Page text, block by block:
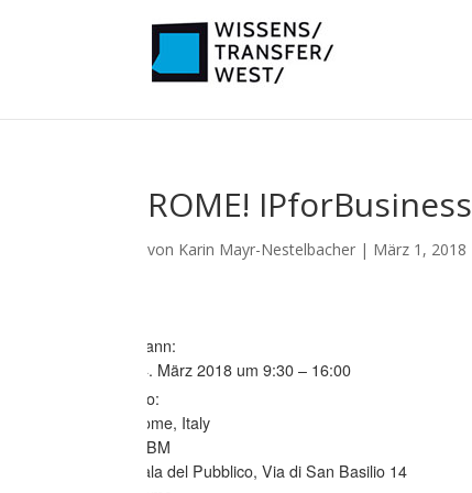
ROME! IPforBusiness
von Karin Mayr-Nestelbacher | März 1, 2018
Wann:
14. März 2018 um 9:30 – 16:00
Wo:
Rome, Italy
UIBM
Sala del Pubblico, Via di San Basilio 14